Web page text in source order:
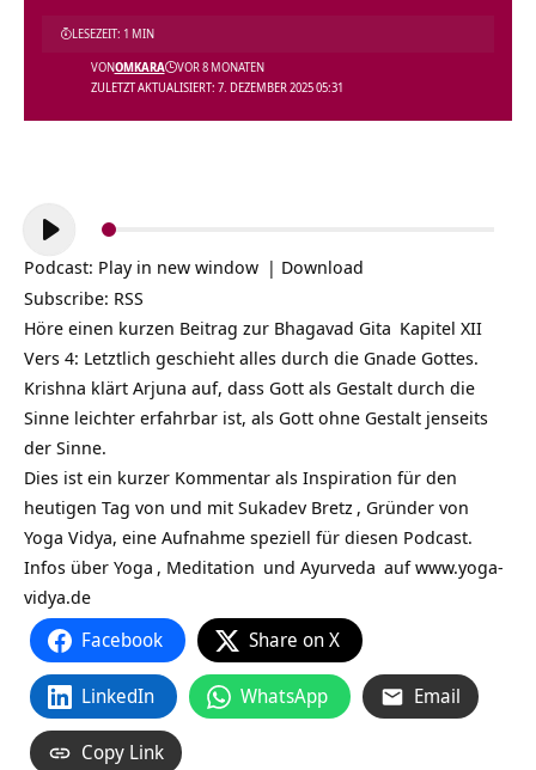
ZULETZT AKTUALISIERT: 7. DEZEMBER 2025 05:31
VONOMKARA VOR 8 MONATEN
LESEZEIT: 1 MIN
Audio-
Player
Podcast: Play in new window | Download
Subscribe: RSS
Höre einen kurzen Beitrag zur Bhagavad Gita Kapitel XII
Vers 4: Letztlich geschieht alles durch die Gnade Gottes.
Krishna klärt Arjuna auf, dass Gott als Gestalt durch die
Sinne leichter erfahrbar ist, als Gott ohne Gestalt jenseits
der Sinne.
Dies ist ein kurzer Kommentar als Inspiration für den
heutigen Tag von und mit Sukadev Bretz , Gründer von
Yoga Vidya, eine Aufnahme speziell für diesen Podcast.
Infos über Yoga , Meditation und Ayurveda aufwww.yoga-
vidya.de
Facebook Share on X
LinkedIn WhatsApp Email
Copy Link